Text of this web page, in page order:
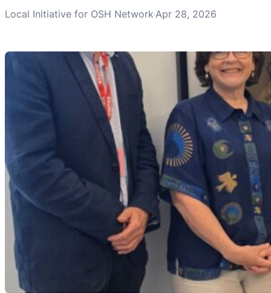
Local Initiative for OSH Network·Apr 28, 2026